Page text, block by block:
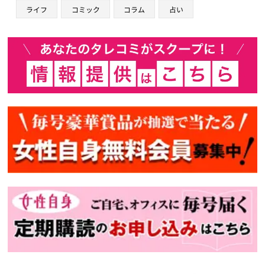
ライフ コミック コラム 占い